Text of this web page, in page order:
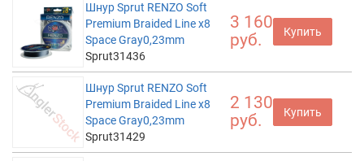
Шнур Sprut RENZO Soft
Premium Braided Line x8
Space Gray0,23mm
Sprut31436
3 160
руб.
Купить
Шнур Sprut RENZO Soft
Premium Braided Line x8
Space Gray0,23mm
Sprut31429
2 130
руб.
Купить